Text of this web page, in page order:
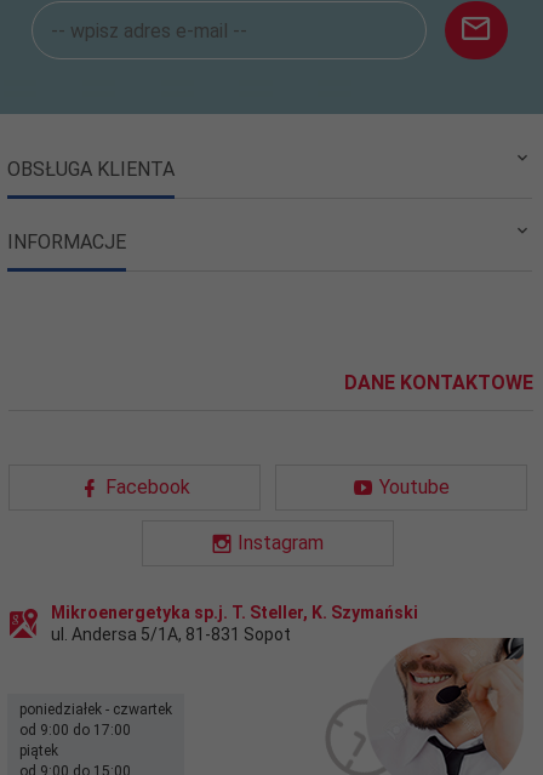
OBSŁUGA KLIENTA
INFORMACJE
DANE KONTAKTOWE
Facebook Youtube
Instagram
Mikroenergetyka sp.j. T. Steller, K. Szymański
ul. Andersa 5/1A, 81-831 Sopot
poniedziałek - czwartek
od 9:00 do 17:00
piątek
od 9:00 do 15:00